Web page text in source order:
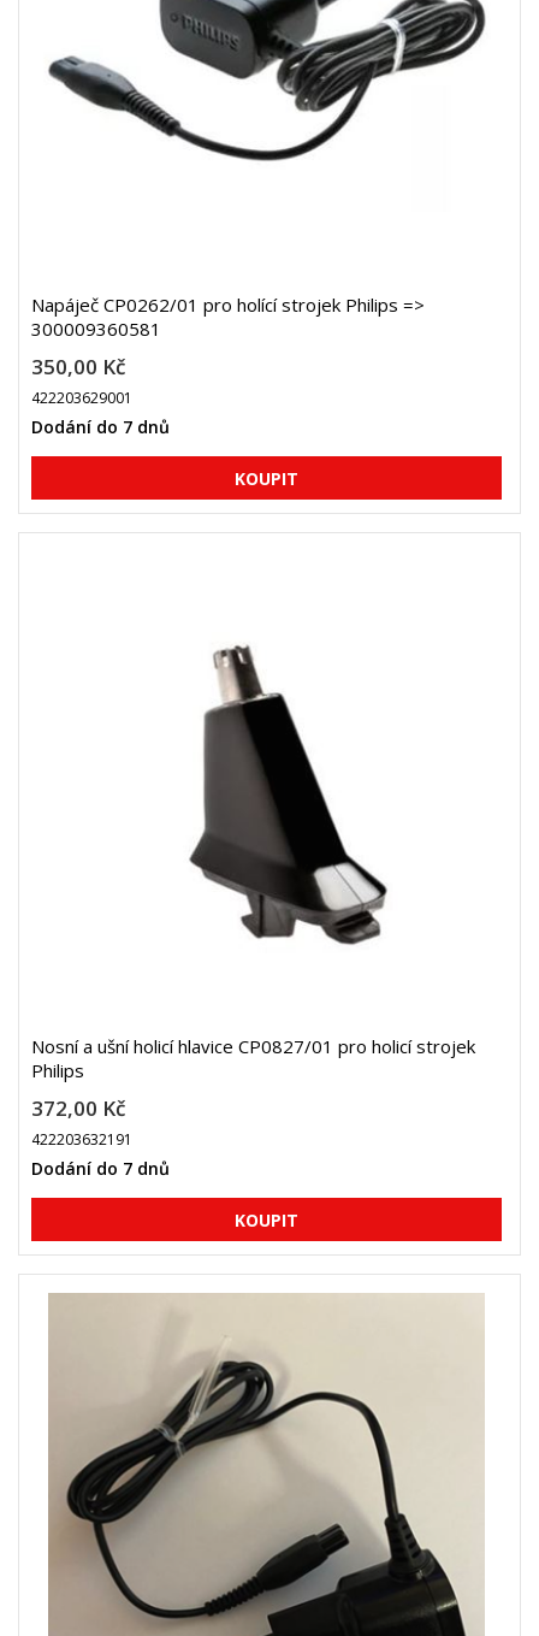
Napáječ CP0262/01 pro holící strojek Philips =>
300009360581
350,00 Kč
422203629001
Dodání do 7 dnů
Nosní a ušní holicí hlavice CP0827/01 pro holicí strojek
Philips
372,00 Kč
422203632191
Dodání do 7 dnů